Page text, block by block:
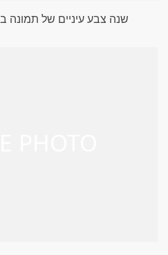
שנה צבע עיניים של תמונה